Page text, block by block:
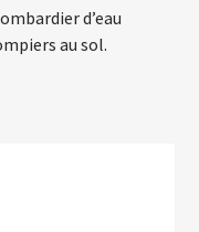
d’eau
au sol.